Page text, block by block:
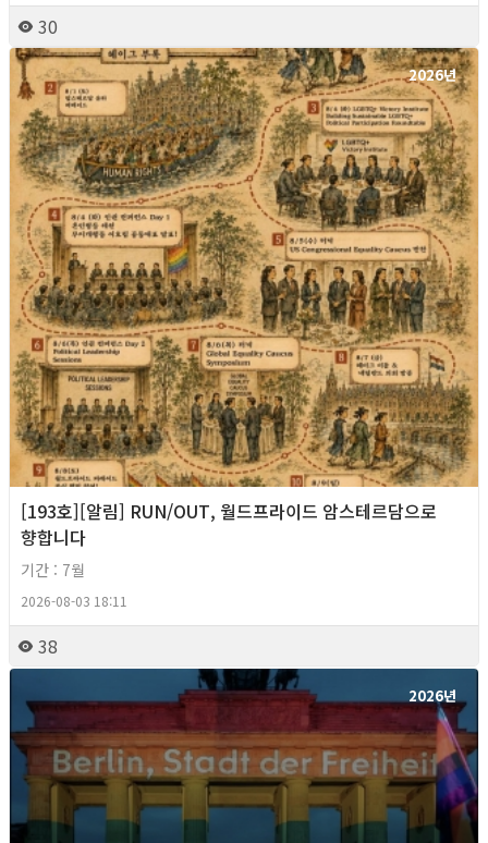
30
2026년
[193호][알림] RUN/OUT, 월드프라이드 암스테르담으로
향합니다
기간 : 7월
2026-08-03 18:11
38
2026년